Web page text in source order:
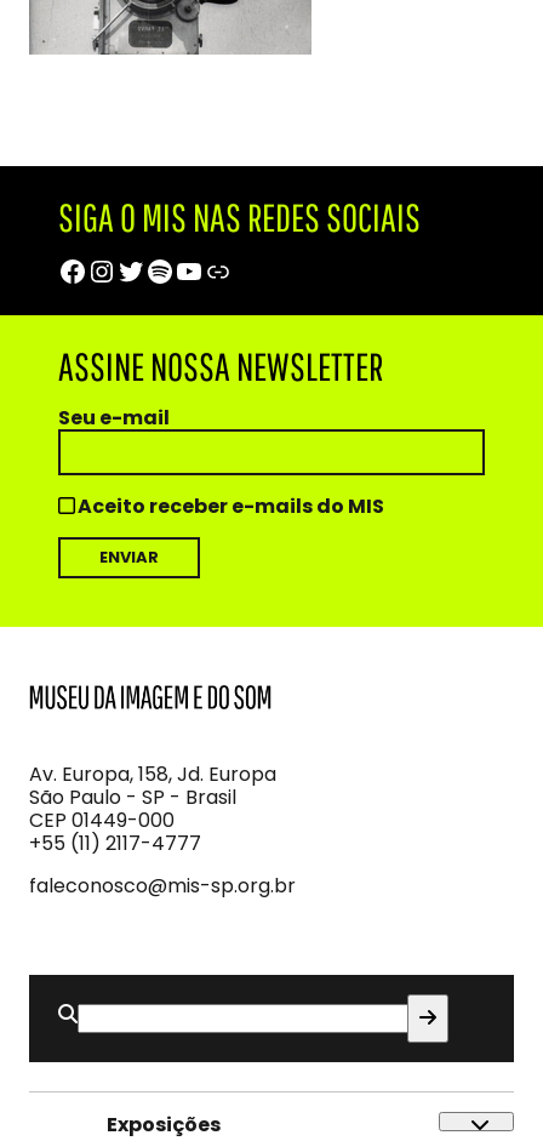
SIGA O MIS NAS REDES SOCIAIS
Facebook
Instagram
Twitter
Spotify
Youtube
Trip Advisor
ASSINE NOSSA NEWSLETTER
Seu e-mail
Aceito receber e-mails do MIS
Imagem
e
do
Som
Av. Europa, 158, Jd. Europa
São Paulo - SP - Brasil
CEP 01449-000
+55 (11) 2117-4777
faleconosco@mis-sp.org.br
Buscar
por:
Exposições